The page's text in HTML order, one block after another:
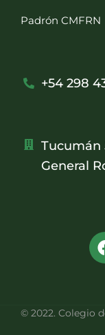
Padrón CMFRN
+54 298
Tucumán
General
© 2022. Colegio